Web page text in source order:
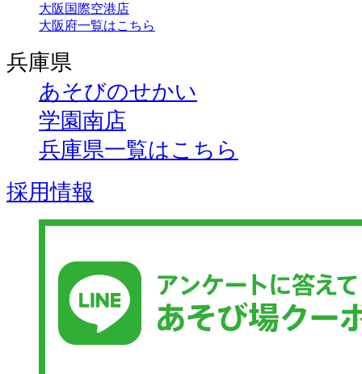
大阪国際空港店
大阪府一覧はこちら
兵庫県
あそびのせかい
学園南店
兵庫県一覧はこちら
採用情報